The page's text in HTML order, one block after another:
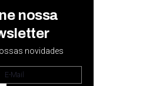
nossa
novidades